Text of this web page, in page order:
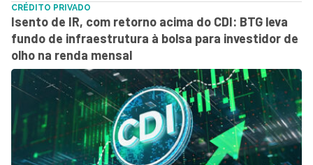
CRÉDITO PRIVADO
Isento de IR, com retorno acima do CDI: BTG leva
fundo de infraestrutura à bolsa para investidor de
olho na renda mensal